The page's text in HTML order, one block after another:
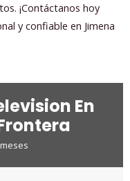
¡Contáctanos hoy
y confiable en Jimena
En